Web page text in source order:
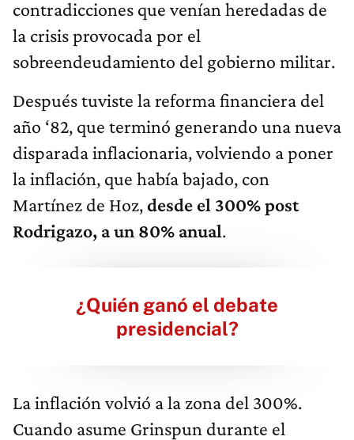
contradicciones que venían heredadas de
la crisis provocada por el
sobreendeudamiento del gobierno militar.
Después tuviste la reforma financiera del
año ‘82, que terminó generando una nueva
disparada inflacionaria, volviendo a poner
la inflación, que había bajado, con
Martínez de Hoz,desde el 300% post
Rodrigazo, a un 80% anual.
¿Quién ganó el debate
presidencial?
La inflación volvió a la zona del 300%.
Cuando asume Grinspun durante el